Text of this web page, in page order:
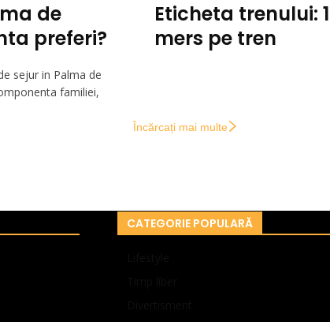
de
preferi?
sejur in Palma de
familiei,
Eticheta trenului:
mers pe tren
Încărcați mai multe
CATEGORIE POPULARĂ